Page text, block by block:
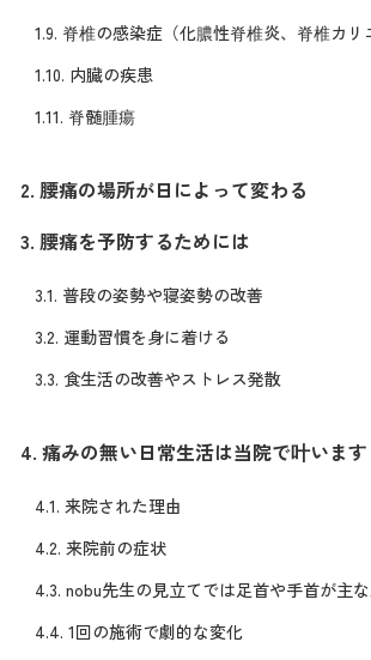
1.9. 脊椎の感染症（化膿性脊椎炎、脊椎カリ
1.10. 内臓の疾患
1.11. 脊髄腫瘍
2. 腰痛の場所が日によって変わる
3. 腰痛を予防するためには
3.1. 普段の姿勢や寝姿勢の改善
3.2. 運動習慣を身に着ける
3.3. 食生活の改善やストレス発散
4. 痛みの無い日常生活は当院で叶います
4.1. 来院された理由
4.2. 来院前の症状
4.3. nobu先生の見立てでは足首や手首が主
4.4. 1回の施術で劇的な変化